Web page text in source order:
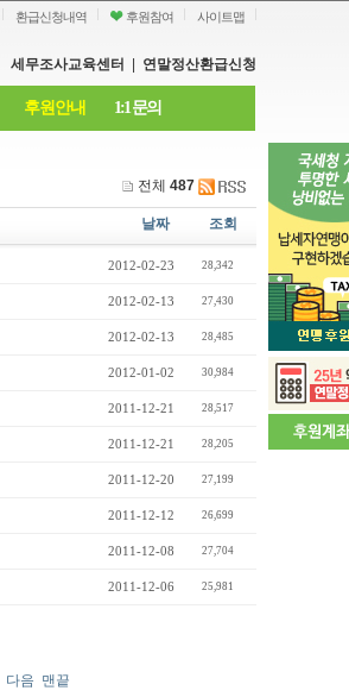
환급신청내역 후원참여 사이트맵
세무조사교육센터 연말정산환급신청
후원안내 1:1 문의
전체 487
날짜 조회
2012-02-23 28,342
2012-02-13 27,430
2012-02-13 28,485
2012-01-02 30,984
2011-12-21 28,517
2011-12-21 28,205
2011-12-20 27,199
2011-12-12 26,699
2011-12-08 27,704
2011-12-06 25,981
다음 맨끝